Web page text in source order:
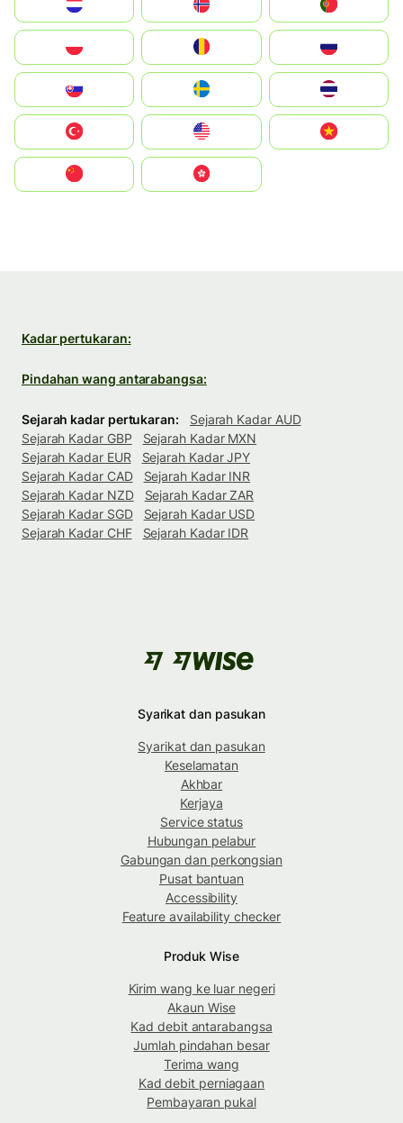
United States
中國香港特別行政區
Kadar pertukaran:
Pindahan wang antarabangsa:
Sejarah kadar pertukaran:
Sejarah Kadar AUD
Sejarah Kadar GBP
Sejarah Kadar MXN
Sejarah Kadar EUR
Sejarah Kadar JPY
Sejarah Kadar CAD
Sejarah Kadar INR
Sejarah Kadar NZD
Sejarah Kadar ZAR
Sejarah Kadar SGD
Sejarah Kadar USD
Sejarah Kadar CHF
Sejarah Kadar IDR
Syarikat dan pasukan
Syarikat dan pasukan
Keselamatan
Akhbar
Kerjaya
Service status
Hubungan pelabur
Gabungan dan perkongsian
Pusat bantuan
Accessibility
Feature availability checker
Produk Wise
Kirim wang ke luar negeri
Akaun Wise
Kad debit antarabangsa
Jumlah pindahan besar
Terima wang
Kad debit perniagaan
Pembayaran pukal